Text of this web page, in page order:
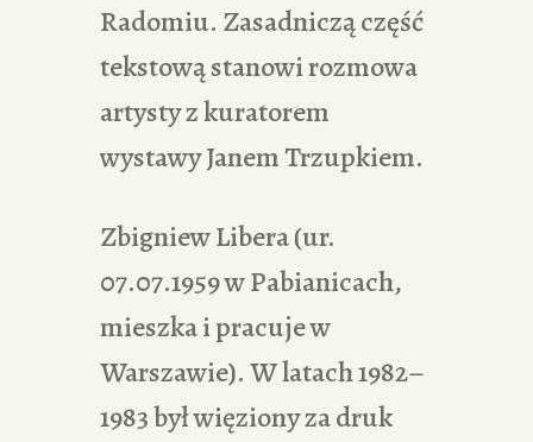
Radomiu. Zasadniczą część
tekstową stanowi rozmowa
artysty z kuratorem
wystawy Janem Trzupkiem.
Zbigniew Libera (ur.
07.07.1959 w Pabianicach,
mieszka i pracuje w
Warszawie). W latach 1982–
1983 był więziony za druk